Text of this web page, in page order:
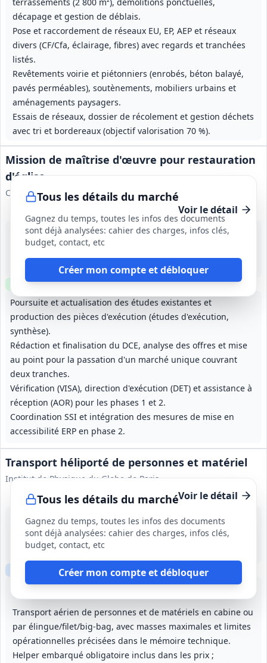
décapage et gestion de déblais.
Pose et raccordement de réseaux EU, EP, AEP et réseaux
divers (CF/Cfa, éclairage, fibres) avec regards et tranchées
listés.
Revêtements voirie et piétonniers (enrobés, béton balayé,
pavés perméables), soutènements, mobiliers urbains et
aménagements paysagers.
Essais de réseaux, dossier de récolement et gestion déchets
avec tri et bordereaux (objectif valorisation 70 %).
Tous les détails du marché
Gagnez du temps, toutes les infos des documents
sont déjà analysées: cahier des charges, infos clés,
budget, contact, etc
Créer mon compte et débloquer
Mission de maîtrise d'œuvre pour restauration
d'église
Commune de Martel
Voir le détail
Poursuite et actualisation des études existantes et
production des pièces d'exécution (études d'exécution,
synthèse).
Rédaction et finalisation du DCE, analyse des offres et mise
au point pour la passation d'un marché unique couvrant
deux tranches.
Vérification (VISA), direction d'exécution (DET) et assistance à
réception (AOR) pour les phases 1 et 2.
Coordination SSI et intégration des mesures de mise en
accessibilité ERP en phase 2.
17 août 2026
Martel (46)
Clause environnementale Clause sociale Visiterequise
Tous les détails du marché
Gagnez du temps, toutes les infos des documents
sont déjà analysées: cahier des charges, infos clés,
budget, contact, etc
Créer mon compte et débloquer
Transport héliporté de personnes et matériel
Institut de Physique du Globe de Paris
Voir le détail
Transport aérien de personnes et de matériels en cabine ou
par élingue/filet/big‑bag, avec masses maximales et limites
opérationnelles précisées dans le mémoire technique.
Helper embarqué obligatoire inclus dans les prix ;
17 août 2026
La Réunion (974)
4 ans (48 mois)
Clause sociale